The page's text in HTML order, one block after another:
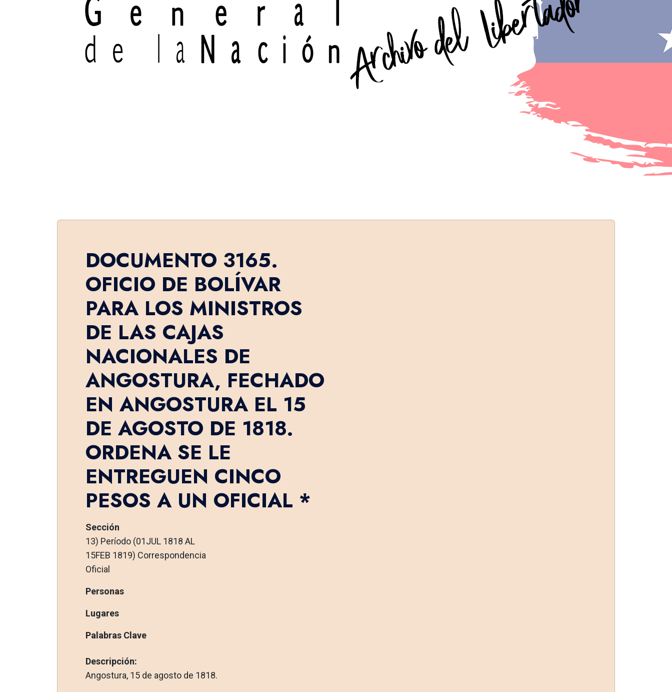
DOCUMENTO 3165.
OFICIO DE BOLÍVAR
PARA LOS MINISTROS
DE LAS CAJAS
NACIONALES DE
ANGOSTURA, FECHADO
EN ANGOSTURA EL 15
DE AGOSTO DE 1818.
ORDENA SE LE
ENTREGUEN CINCO
PESOS A UN OFICIAL *
Sección
13) Período (01JUL 1818 AL
15FEB 1819) Correspondencia
Oficial
Personas
Lugares
Palabras Clave
Descripción:
Angostura, 15 de agosto de 1818.